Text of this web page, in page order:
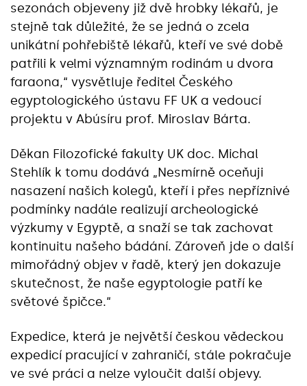
sezonách objeveny již dvě hrobky lékařů, je
stejně tak důležité, že se jedná o zcela
unikátní pohřebiště lékařů, kteří ve své době
patřili k velmi významným rodinám u dvora
faraona,“ vysvětluje ředitel Českého
egyptologického ústavu FF UK a vedoucí
projektu v Abúsíru prof. Miroslav Bárta.
Děkan Filozofické fakulty UK doc. Michal
Stehlík k tomu dodává „Nesmírně oceňuji
nasazení našich kolegů, kteří i přes nepříznivé
podmínky nadále realizují archeologické
výzkumy v Egyptě, a snaží se tak zachovat
kontinuitu našeho bádání. Zároveň jde o další
mimořádný objev v řadě, který jen dokazuje
skutečnost, že naše egyptologie patří ke
světové špičce.“
Expedice, která je největší českou vědeckou
expedicí pracující v zahraničí, stále pokračuje
ve své práci a nelze vyloučit další objevy.